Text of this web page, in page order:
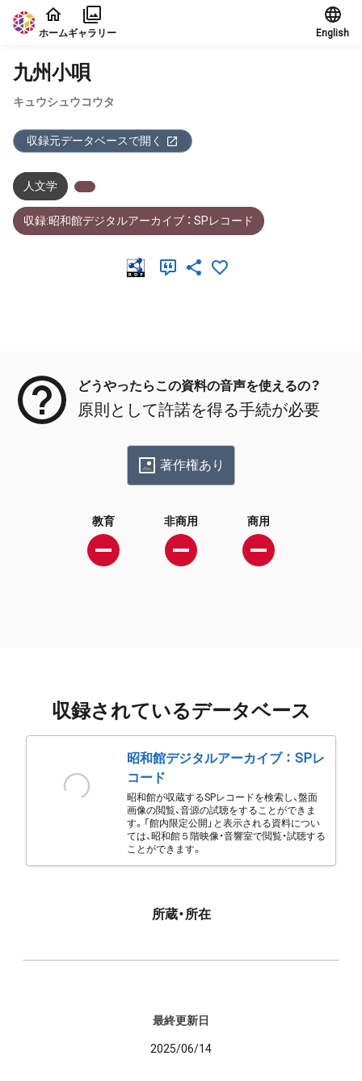
本文に飛ぶ
ホームギャラリー English
九州小唄
キュウシュウコウタ
収録元データベースで開く
人文学
収録:昭和館デジタルアーカイブ ： SPレコード
どうやったらこの資料の音声を使えるの？
原則として許諾を得る手続が必要
著作権あり
教育 非商用 商用
収録されているデータベース
昭和館デジタルアーカイブ ： SPレ
コード
昭和館が収蔵するSPレコードを検索し、盤面
画像の閲覧、音源の試聴をすることができま
す。「館内限定公開」と表示される資料につい
ては、昭和館５階映像・音響室で閲覧・試聴する
ことができます。
所蔵・所在
最終更新日
2025/06/14